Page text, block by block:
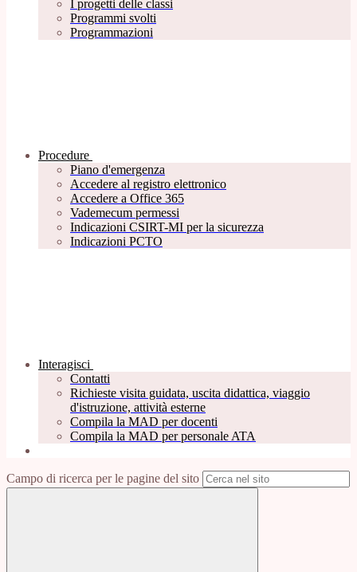
I progetti delle classi
Programmi svolti
Programmazioni
Procedure
Piano d'emergenza
Accedere al registro elettronico
Accedere a Office 365
Vademecum permessi
Indicazioni CSIRT-MI per la sicurezza
Indicazioni PCTO
Interagisci
Contatti
Richieste visita guidata, uscita didattica, viaggio
d'istruzione, attività esterne
Compila la MAD per docenti
Compila la MAD per personale ATA
Campo di ricerca per le pagine del sito